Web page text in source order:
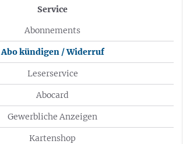
Service
Abonnements
Abo kündigen / Widerruf
Leserservice
Abocard
Gewerbliche Anzeigen
Kartenshop